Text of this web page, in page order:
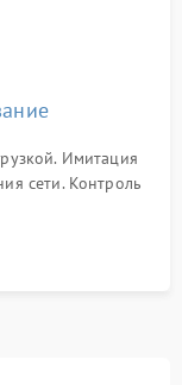
Имитация
сети. Контроль
режима и